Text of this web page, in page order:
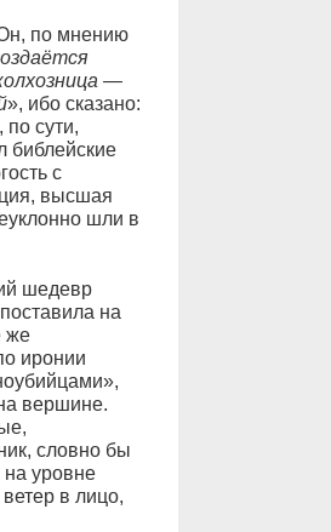
по мнению
—
», ибо сказано:
сути,
библейские
с
высшая
шли в
шедевр
на
же
иронии
вершине.
словно бы
уровне
в лицо,